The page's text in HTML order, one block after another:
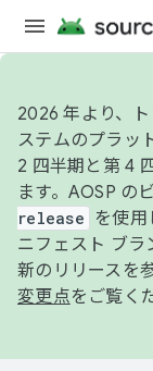
2026 年より、
ステムのプラッ
2 四半期と第 4
ます。AOSP の
release
を使用
ニフェスト ブラ
新のリリースを
変更点をご覧く